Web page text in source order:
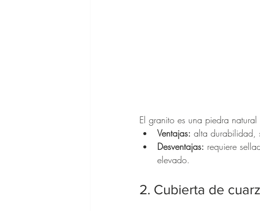
El granito es una piedra
Ventajas: alta durabilidad,
Desventajas: requiere
elevado.
2. Cubierta de